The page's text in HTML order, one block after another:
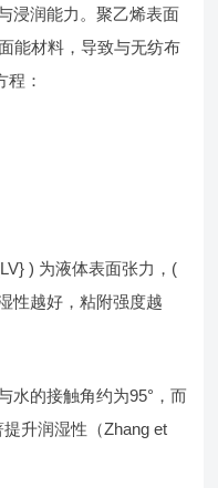
浸润能力。聚乙烯表面
能材料，导致与无纺布
程：
) 为液体表面张力，(
性越好，粘附强度越
水的接触角约为95°，而
升润湿性（Zhang et